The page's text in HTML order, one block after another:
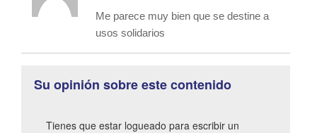
Me parece muy bien que se destine a
usos solidarios
Su opinión sobre este contenido
Tienes que estar logueado para escribir un